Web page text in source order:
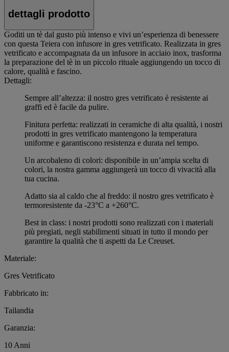
dettagli prodotto
Goditi un tè dal gusto più intenso e vivi un’esperienza di benessere
con questa Teiera con infusore in gres vetrificato. Realizzata in gres
vetrificato e accompagnata da un infusore in acciaio inox, trasforma
la preparazione del tè in un piccolo rituale aggiungendo un tocco di
calore, qualità e fascino.
Dettagli:
Sempre all’altezza: il nostro gres vetrificato è resistente ai
graffi ed è facile da pulire.
Finitura perfetta: realizzati in ceramiche di alta qualità, i nostri
prodotti in gres vetrificato mantengono la temperatura
uniforme e garantiscono resistenza e durata nel tempo.
Un arcobaleno di colori: disponibile in un’ampia scelta di
colori, la nostra gamma aggiungerà un tocco di vivacità alla
tua cucina.
Adatto sia al caldo che al freddo: il nostro gres vetrificato è
termoresistente da -23°C a +260°C.
Best in class: i nostri prodotti sono realizzati con i materiali
più pregiati, negli stabilimenti situati in tutto il mondo per
garantire la qualità che ti aspetti da Le Creuset.
Materiale:
Gres Vetrificato
Fabbricato in:
Tailandia
Garanzia:
10 Anni